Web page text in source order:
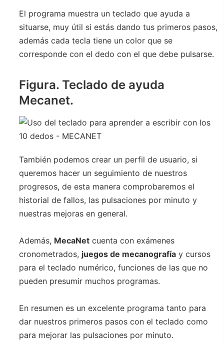
El programa muestra un teclado que ayuda a
situarse, muy útil si estás dando tus primeros pasos,
además cada tecla tiene un color que se
corresponde con el dedo con el que debe pulsarse.
Figura. Teclado de ayuda
Mecanet.
También podemos crear un perfil de usuario, si
queremos hacer un seguimiento de nuestros
progresos, de esta manera comprobaremos el
historial de fallos, las pulsaciones por minuto y
nuestras mejoras en general.
Además, MecaNet cuenta con exámenes
cronometrados, juegos de mecanografía y cursos
para el teclado numérico, funciones de las que no
pueden presumir muchos programas.
En resumen es un excelente programa tanto para
dar nuestros primeros pasos con el teclado como
para mejorar las pulsaciones por minuto.